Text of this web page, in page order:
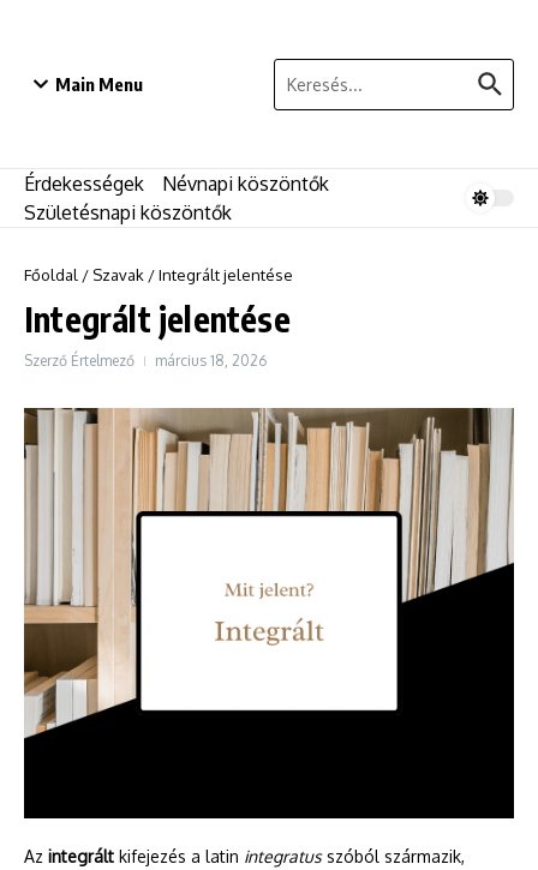
Main Menu
Keresés:
Érdekességek
Névnapi köszöntők
Születésnapi köszöntők
Főoldal / Szavak /Integrált jelentése
Integrált jelentése
Szerző Értelmező március 18, 2026
Az integrált kifejezés a latin integratusszóból származik,